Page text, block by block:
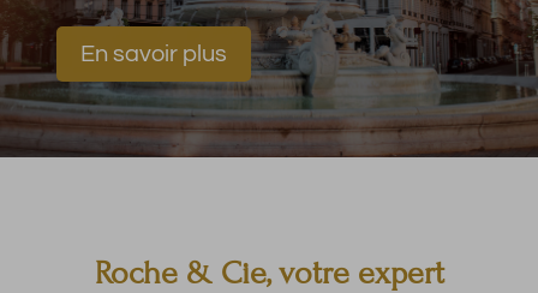
En savoir plus
Roche & Cie, votre expert